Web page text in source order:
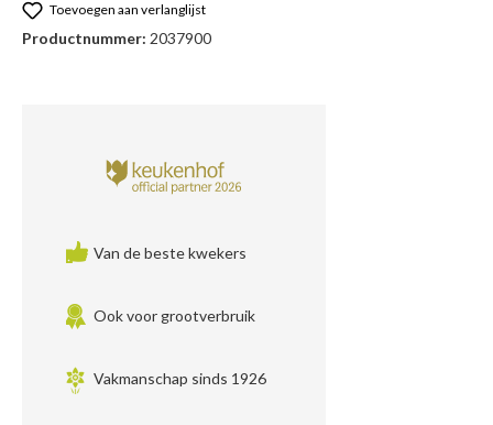
Toevoegen aan verlanglijst
Productnummer: 2037900
Van de beste kwekers
Ook voor grootverbruik
Vakmanschap sinds 1926